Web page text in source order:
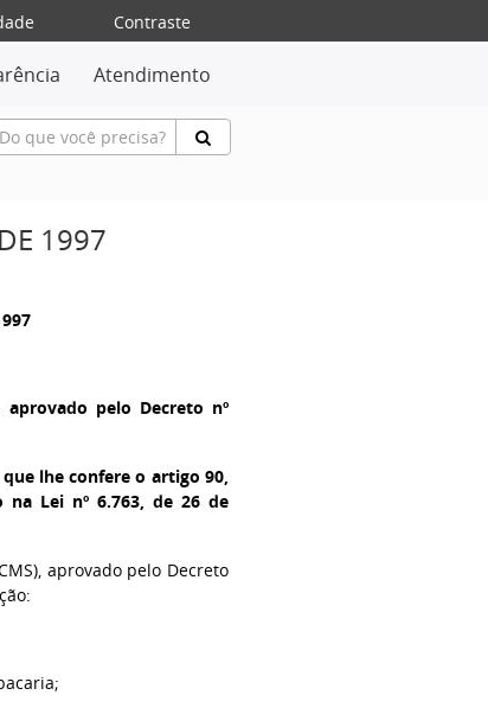
Contraste
Atendimento
1997
pelo Decreto nº
lhe confere o artigo 90,
Lei nº 6.763, de 26 de
aprovado pelo Decreto